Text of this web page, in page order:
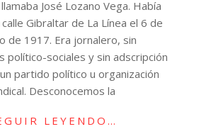
José Lozano Vega. Había
Gibraltar de La Línea el 6 de
de 1917. Era jornalero, sin
político-sociales y sin adscripción
partido político u organización
Desconocemos la
LEYENDO…